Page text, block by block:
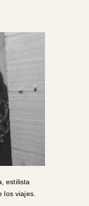
estilista
los viajes.